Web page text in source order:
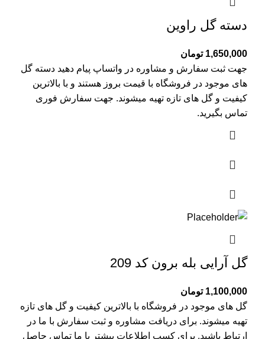
دسته گل راوین
1,650,000 تومان
جهت ثبت سفارش و مشاوره در واتساپ پیام دهید دسته گل
های موجود در فروشگاه با قیمت بروز هستند و با بالاترین
کیفیت و گل های تازه تهیه میشوند. جهت سفارش فوری
تماس بگیرید.
گل آرایی بله برون کد 209
1,100,000 تومان
گل های موجود در فروشگاه با بالاترین کیفیت و گل های تازه
تهیه میشوند. برای دریافت مشاوره و ثبت سفارش با ما در
ارتباط باشید. برای کسب اطلاعات بیشتر با ما تماس حاصل